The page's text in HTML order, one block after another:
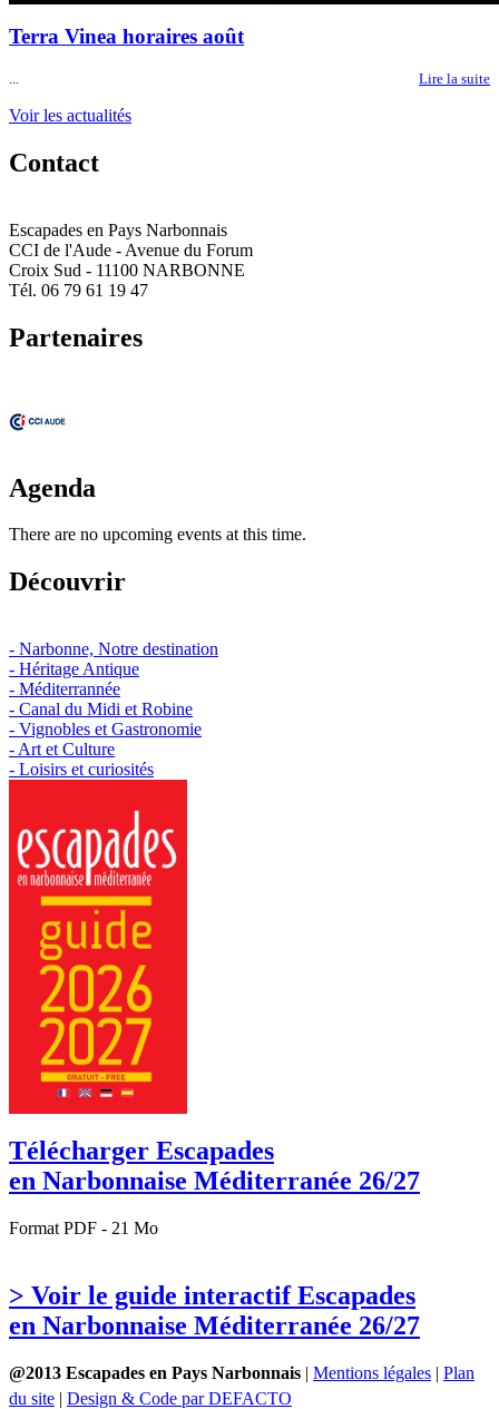
Terra Vinea horaires août
... Lire la suite
Voir les actualités
Contact
Escapades en Pays Narbonnais
CCI de l'Aude - Avenue du Forum
Croix Sud - 11100 NARBONNE
Tél. 06 79 61 19 47
Partenaires
Agenda
There are no upcoming events at this time.
Découvrir
- Narbonne, Notre destination
- Héritage Antique
- Méditerrannée
- Canal du Midi et Robine
- Vignobles et Gastronomie
- Art et Culture
- Loisirs et curiosités
Télécharger Escapades
en Narbonnaise Méditerranée 26/27
Format PDF - 21 Mo
> Voir le guide interactif Escapades
en Narbonnaise Méditerranée 26/27
@2013 Escapades en Pays Narbonnais | Mentions légales | Plan
du site | Design & Code par DEFACTO